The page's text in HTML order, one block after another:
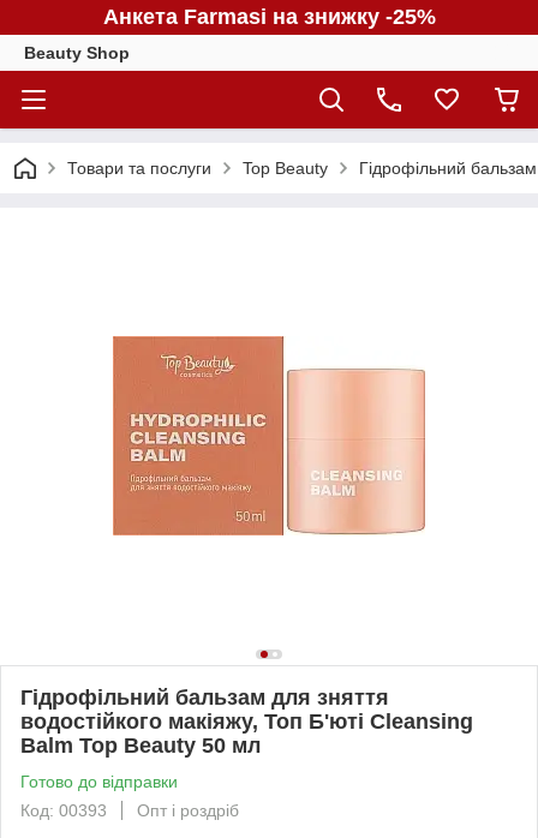
Анкета Farmasi на знижку -25%
Beauty Shop
Товари та послуги Top Beauty Гідрофільний
Гідрофільний бальзам для зняття
водостійкого макіяжу, Топ Б'юті Cleansing
Balm Top Beauty 50 мл
Готово до відправки
Код: 00393
Опт і роздріб